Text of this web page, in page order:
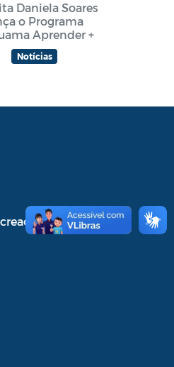
Daniela Soares
o Programa
Aprender +
Notícias